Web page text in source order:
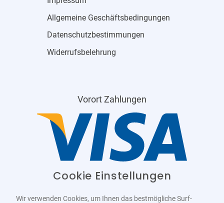
Allgemeine Geschäftsbedingungen
Datenschutzbestimmungen
Widerrufsbelehrung
Vorort Zahlungen
Cookie Einstellungen
Wir verwenden Cookies, um Ihnen das bestmögliche Surf-